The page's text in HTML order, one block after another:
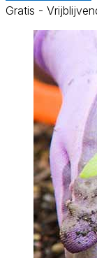
Gratis -